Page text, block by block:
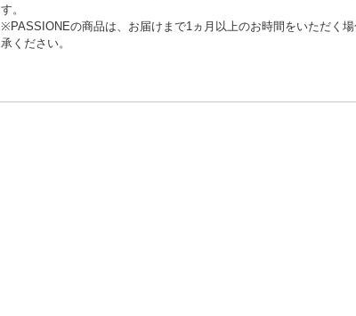
す。
※PASSIONEの商品は、お届けまで1ヵ月以上のお時間をいただく
承ください。